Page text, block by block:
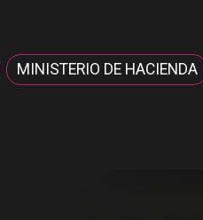
MINISTERIO DE HACIENDA